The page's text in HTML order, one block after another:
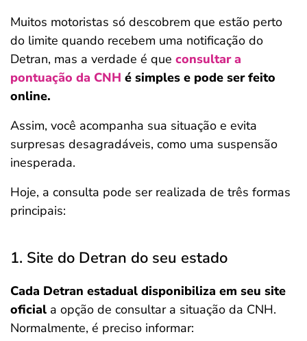
Muitos motoristas só descobrem que estão perto
do limite quando recebem uma notificação do
Detran, mas a verdade é que consultar a
pontuação da CNH é simples e pode ser feito
online.
Assim, você acompanha sua situação e evita
surpresas desagradáveis, como uma suspensão
inesperada.
Hoje, a consulta pode ser realizada de três formas
principais:
1. Site do Detran do seu estado
Cada Detran estadual disponibiliza em seu site
oficial a opção de consultar a situação da CNH.
Normalmente, é preciso informar: